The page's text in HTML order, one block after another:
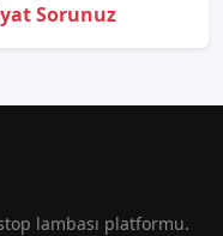
Sorunuz
lambası platformu.